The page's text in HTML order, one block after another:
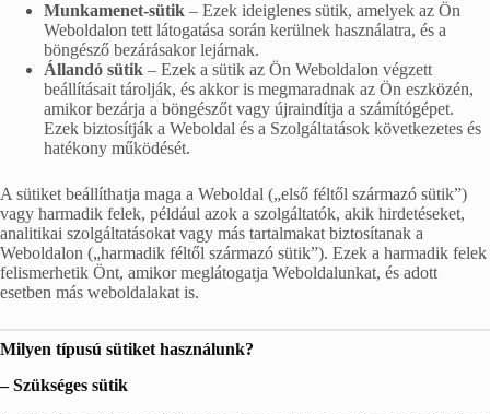
Munkamenet-sütik – Ezek ideiglenes sütik, amelyek az Ön
Weboldalon tett látogatása során kerülnek használatra, és a
böngésző bezárásakor lejárnak.
Állandó sütik – Ezek a sütik az Ön Weboldalon végzett
beállításait tárolják, és akkor is megmaradnak az Ön eszközén,
amikor bezárja a böngészőt vagy újraindítja a számítógépet.
Ezek biztosítják a Weboldal és a Szolgáltatások következetes és
hatékony működését.
A sütiket beállíthatja maga a Weboldal („első féltől származó sütik”)
vagy harmadik felek, például azok a szolgáltatók, akik hirdetéseket,
analitikai szolgáltatásokat vagy más tartalmakat biztosítanak a
Weboldalon („harmadik féltől származó sütik”). Ezek a harmadik felek
felismerhetik Önt, amikor meglátogatja Weboldalunkat, és adott
esetben más weboldalakat is.
Milyen típusú sütiket használunk?
– Szükséges sütik